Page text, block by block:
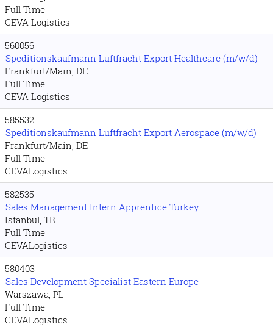
Full Time
CEVA Logistics
560056
Speditionskaufmann Luftfracht Export Healthcare (m/w/d)
Frankfurt/Main, DE
Full Time
CEVA Logistics
585532
Speditionskaufmann Luftfracht Export Aerospace (m/w/d)
Frankfurt/Main, DE
Full Time
CEVALogistics
582535
Sales Management Intern Apprentice Turkey
Istanbul, TR
Full Time
CEVALogistics
580403
Sales Development Specialist Eastern Europe
Warszawa, PL
Full Time
CEVALogistics